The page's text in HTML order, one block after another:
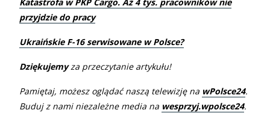
przyjdzie do pracy
Ukraińskie F-16 serwisowane w Polsce?
Dziękujemyza przeczytanie artykułu!
Pamiętaj, możesz oglądać naszą telewizję na wPolsce24.
Buduj z nami niezależne media na wesprzyj.wpolsce24.